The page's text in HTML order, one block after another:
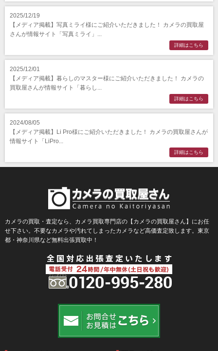
2025/12/19
【メディア掲載】写真ミライ様にご紹介いただきました！ カメラの買取屋
さんが情報サイト「写真ミライ」...
詳細はこちら
2025/12/01
【メディア掲載】暮らしのマスター様にご紹介いただきました！ カメラの
買取屋さんが情報サイト「暮らし...
詳細はこちら
2024/08/05
【メディア掲載】Li Pro様にご紹介いただきました！ カメラの買取屋さんが
情報サイト「LiPro...
詳細はこちら
カメラの買取・査定なら、カメラ買取専門店の【カメラの買取屋さん】にお任
せ下さい。不要なカメラや汚れてしまったカメラなど高価査定致します。東京
都・神奈川県など無料出張買取中！